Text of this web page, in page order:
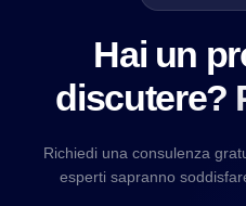
Hai un
discutere?
Richiedi una consulenza
esperti sapranno